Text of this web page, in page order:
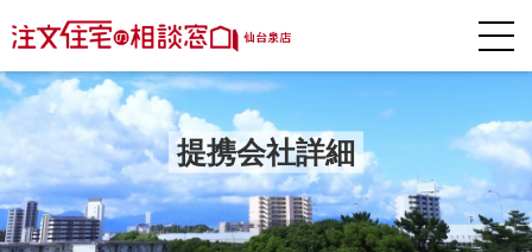
提携会社詳細